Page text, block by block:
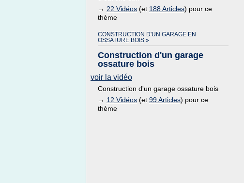
→ 22 Vidéos (et 188 Articles) pour ce
thème
CONSTRUCTION D'UN GARAGE EN
OSSATURE BOIS »
Construction d'un garage
ossature bois
voir la vidéo
Construction d'un garage ossature bois
→ 12 Vidéos (et 99 Articles) pour ce
thème